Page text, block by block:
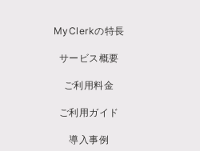
MyClerkの特長
サービス概要
ご利用料金
ご利用ガイド
導入事例